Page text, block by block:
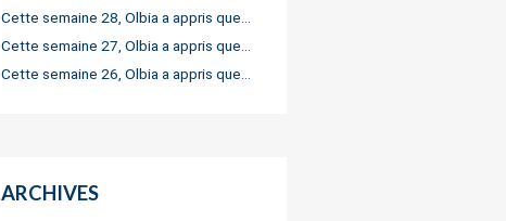
Cette semaine 28, Olbia a appris que…
Cette semaine 27, Olbia a appris que…
Cette semaine 26, Olbia a appris que…
ARCHIVES